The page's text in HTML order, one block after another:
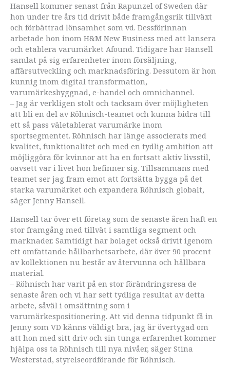
Hansell kommer senast från Rapunzel of Sweden där
hon under tre års tid drivit både framgångsrik tillväxt
och förbättrad lönsamhet som vd. Dessförinnan
arbetade hon inom H&M New Business med att lansera
och etablera varumärket Afound. Tidigare har Hansell
samlat på sig erfarenheter inom försäljning,
affärsutveckling och marknadsföring. Dessutom är hon
kunnig inom digital transformation,
varumärkesbyggnad, e-handel och omnichannel.
– Jag är verkligen stolt och tacksam över möjligheten
att bli en del av Röhnisch-teamet och kunna bidra till
ett så pass väletablerat varumärke inom
sportsegmentet. Röhnisch har länge associerats med
kvalitet, funktionalitet och med en tydlig ambition att
möjliggöra för kvinnor att ha en fortsatt aktiv livsstil,
oavsett var i livet hon befinner sig. Tillsammans med
teamet ser jag fram emot att fortsätta bygga på det
starka varumärket och expandera Röhnisch globalt,
säger Jenny Hansell.
Hansell tar över ett företag som de senaste åren haft en
stor framgång med tillvät i samtliga segment och
marknader. Samtidigt har bolaget också drivit igenom
ett omfattande hållbarhetsarbete, där över 90 procent
av kollektionen nu består av återvunna och hållbara
material.
– Röhnisch har varit på en stor förändringsresa de
senaste åren och vi har sett tydliga resultat av detta
arbete, såväl i omsättning som i
varumärkespositionering. Att vid denna tidpunkt få in
Jenny som VD känns väldigt bra, jag är övertygad om
att hon med sitt driv och sin tunga erfarenhet kommer
hjälpa oss ta Röhnisch till nya nivåer, säger Stina
Westerstad, styrelseordförande för Röhnisch.